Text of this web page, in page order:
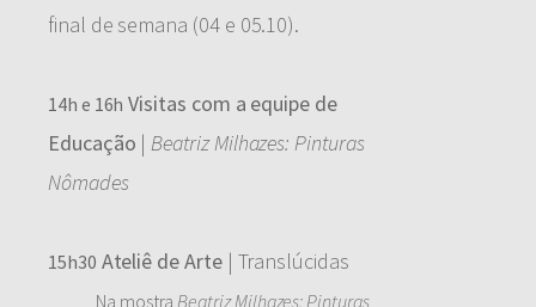
final de semana (04 e 05.10).
14h e 16h Visitas com a equipe de
Educação |Beatriz Milhazes: Pinturas
Nômades
15h30 Ateliê de Arte| Translúcidas
Na mostraBeatriz Milhazes: Pinturas